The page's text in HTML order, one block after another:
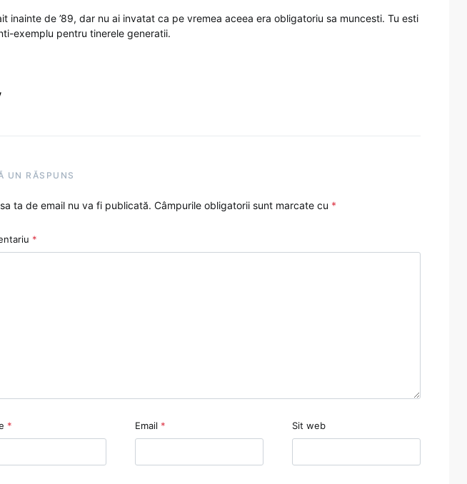
inainte de ’89, dar nu ai invatat ca pe vremea aceea era obligatoriu sa muncesti. Tu esti
exemplu pentru tinerele generatii.
UN RĂSPUNS
ta de email nu va fi publicată. Câmpurile obligatorii sunt marcate cu *
*
* Email * Sit web